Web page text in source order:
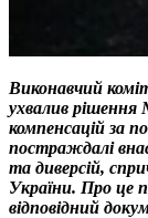
Виконавчий
ухвалив
компенсацій за
постраждалі
та диверсій,
України. Про це
відповідний